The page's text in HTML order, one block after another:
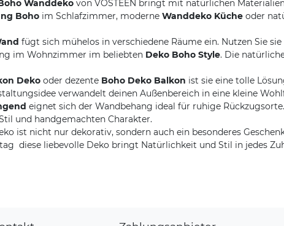
Wanddeko von VOSTEEN bringt mit natürlichen
Boho im Schlafzimmer, moderne Wanddeko Küche oder
fügt sich mühelos in verschiedene Räume ein. Nutzen Sie
im Wohnzimmer im beliebten Deko Boho Style. Die
Deko oder dezente Boho Deko Balkon ist sie eine tolle
verwandelt deinen Außenbereich in eine kleine
eignet sich der Wandbehang ideal für ruhige
und handgemachten Charakter.
ist nicht nur dekorativ, sondern auch ein besonderes
 diese liebevolle Deko bringt Natürlichkeit und Stil in jedes